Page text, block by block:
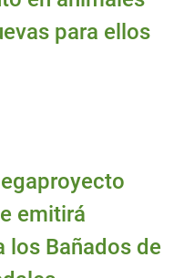
para ellos
emitirá
los Bañados de